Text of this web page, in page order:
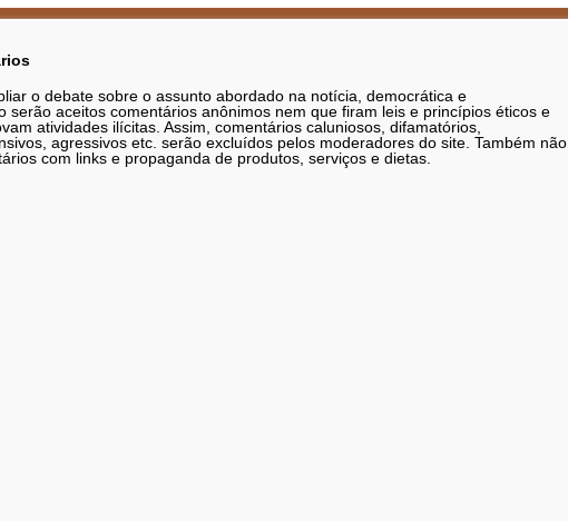
o debate sobre o assunto abordado na notícia, democrática e
serão aceitos comentários anônimos nem que firam leis e princípios éticos e
atividades ilícitas. Assim, comentários caluniosos, difamatórios,
agressivos etc. serão excluídos pelos moderadores do site. Também não
com links e propaganda de produtos, serviços e dietas.